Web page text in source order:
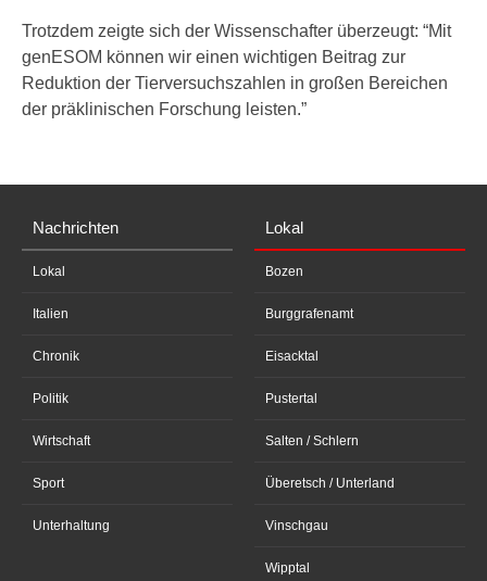
Trotzdem zeigte sich der Wissenschafter überzeugt: “Mit
genESOM können wir einen wichtigen Beitrag zur
Reduktion der Tierversuchszahlen in großen Bereichen
der präklinischen Forschung leisten.”
Nachrichten
Lokal
Italien
Chronik
Politik
Wirtschaft
Sport
Unterhaltung
Lokal
Bozen
Burggrafenamt
Eisacktal
Pustertal
Salten / Schlern
Überetsch / Unterland
Vinschgau
Wipptal